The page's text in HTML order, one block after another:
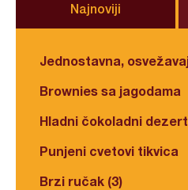
Najnoviji
Jednostavna,
Brownies sa jagodama
Hladni čokoladni dezert
Punjeni cvetovi tikvica
Brzi ručak (3)